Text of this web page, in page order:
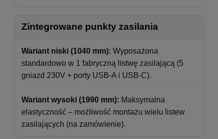
Zintegrowane punkty zasilania
Wariant niski (1040 mm): Wyposażona
standardowo w 1 fabryczną listwę zasilającą (5
gniazd 230V + porty USB-A i USB-C).
Wariant wysoki (1990 mm): Maksymalna
elastyczność – możliwość montażu wielu listew
zasilających (na zamówienie).